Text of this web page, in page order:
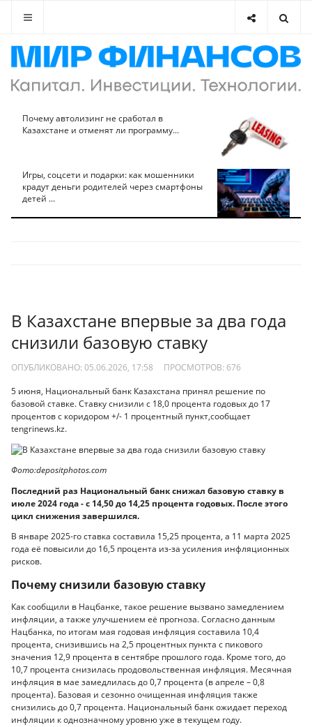
Почему автолизинг не сработал в
Казахстане и отменят ли программу...
Игры, соцсети и подарки: как мошенники
крадут деньги родителей через смартфоны
детей ...
В Казахстане впервые за два года
снизили базовую ставку
ОПУБЛИКОВАНО: 05.06.2026, 17:58 ПРОСМОТРОВ: 676
5 июня, Национальный банк Казахстана принял решение по
базовой ставке. Ставку снизили с 18,0 процента годовых до 17
процентов с коридором +/- 1 процентный пункт,сообщает
tengrinews.kz.
Фото:depositphotos.com
Последний раз Национальный банк снижал базовую ставку в
июле 2024 года - с 14,50 до 14,25 процента годовых. После этого
цикл снижения завершился.
В январе 2025-го ставка составила 15,25 процента, а 11 марта 2025
года её повысили до 16,5 процента из-за усиления инфляционных
рисков.
Почему снизили базовую ставку
Как сообщили в Нацбанке, такое решение вызвано замедлением
инфляции, а также улучшением её прогноза. Согласно данным
Нацбанка, по итогам мая годовая инфляция составила 10,4
процента, снизившись на 2,5 процентных пункта с пикового
значения 12,9 процента в сентябре прошлого года. Кроме того, до
10,7 процента снизилась продовольственная инфляция. Месячная
инфляция в мае замедлилась до 0,7 процента (в апреле – 0,8
процента). Базовая и сезонно очищенная инфляция также
снизились до 0,7 процента. Национальный банк ожидает переход
инфляции к однозначному уровню уже в текущем году.